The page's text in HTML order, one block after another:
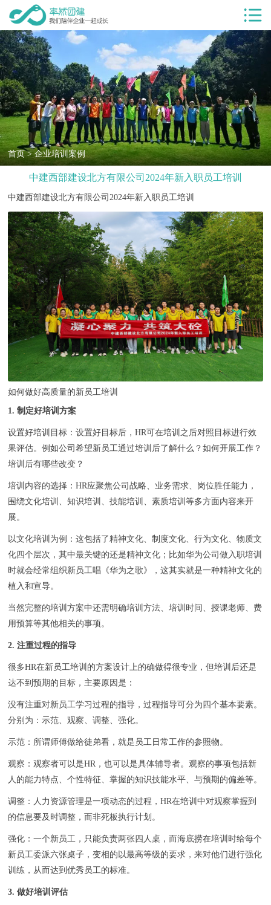
首页
服务项目
团建服务
团建基地
团建目的
客户案例
率然优势
团建新闻
团建课堂
关于我们
联系我们
首页>企业培训案例
中建西部建设北方有限公司2024年新入职员工培训
中建西部建设北方有限公司2024年新入职员工培训
如何做好高质量的新员工培训
1. 制定好培训方案
设置好培训目标：设置好目标后，HR可在培训之后对照目标进行效
果评估。例如公司希望新员工通过培训后了解什么？如何开展工作？
培训后有哪些改变？
培训内容的选择：HR应聚焦公司战略、业务需求、岗位胜任能力，
围绕文化培训、知识培训、技能培训、素质培训等多方面内容来开
展。
以文化培训为例：这包括了精神文化、制度文化、行为文化、物质文
化四个层次，其中最关键的还是精神文化；比如华为公司做入职培训
时就会经常组织新员工唱《华为之歌》，这其实就是一种精神文化的
植入和宣导。
当然完整的培训方案中还需明确培训方法、培训时间、授课老师、费
用预算等其他相关的事项。
2. 注重过程的指导
很多HR在新员工培训的方案设计上的确做得很专业，但培训后还是
达不到预期的目标，主要原因是：
没有注重对新员工学习过程的指导，过程指导可分为四个基本要素。
分别为：示范、观察、调整、强化。
示范：所谓师傅做给徒弟看，就是员工日常工作的参照物。
观察：观察者可以是HR，也可以是具体辅导者。观察的事项包括新
人的能力特点、个性特征、掌握的知识技能水平、与预期的偏差等。
调整：人力资源管理是一项动态的过程，HR在培训中对观察掌握到
的信息要及时调整，而非死板执行计划。
强化：一个新员工，只能负责两张四人桌，而海底捞在培训时给每个
新员工委派六张桌子，变相的以最高等级的要求，来对他们进行强化
训练，从而达到优秀员工的标准。
3. 做好培训评估